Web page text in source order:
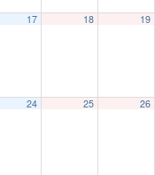
17 18 19
24 25 26